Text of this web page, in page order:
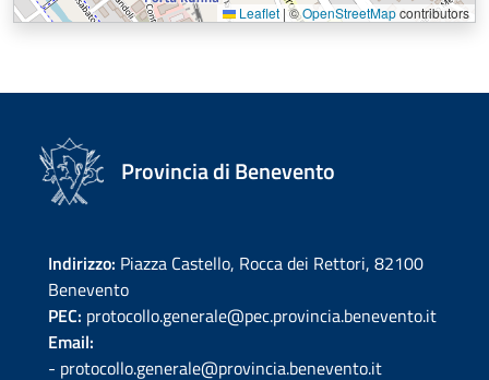
Leaflet |©OpenStreetMapcontributors
Provincia di Benevento
Indirizzo: Piazza Castello, Rocca dei Rettori, 82100
Benevento
PEC: protocollo.generale@pec.provincia.benevento.it
Email:
- protocollo.generale@provincia.benevento.it